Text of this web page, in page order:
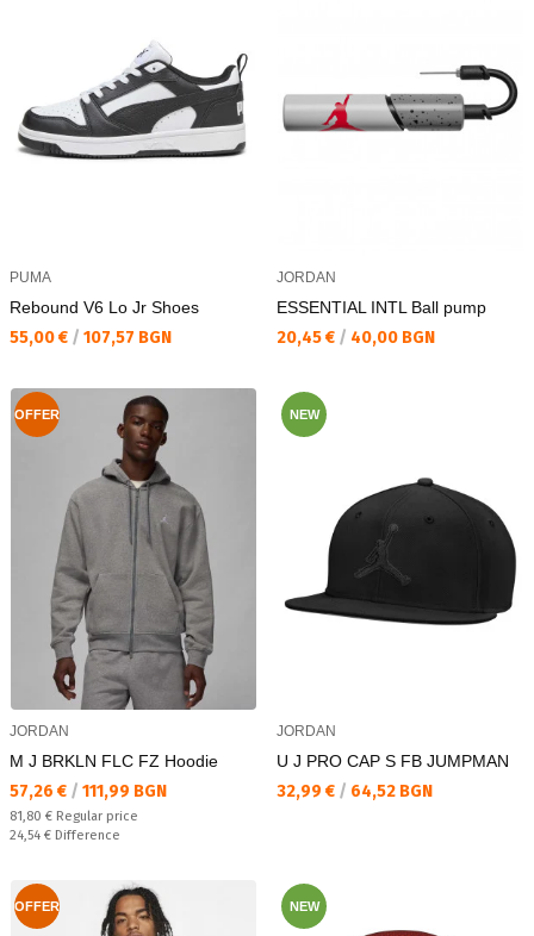
PUMA
Rebound V6 Lo Jr Shoes
Текуща цена:
55,00 € / 107,57 BGN
JORDAN
ESSENTIAL INTL Ball pump
Текуща цена:
20,45 € / 40,00 BGN
OFFER
JORDAN
M J BRKLN FLC FZ Hoodie
Текуща цена:
57,26 € / 111,99 BGN
Regular price:
81,80 € Regular price
Спестявате:
24,54 € Difference
NEW
JORDAN
U J PRO CAP S FB JUMPMAN
Текуща цена:
32,99 € / 64,52 BGN
OFFER NEW